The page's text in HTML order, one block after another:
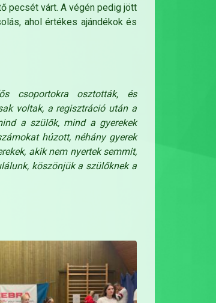
pecsét várt. A végén pedig jött
ahol értékes ajándékok és
csoportokra osztották, és
voltak, a regisztráció után a
a szülők, mind a gyerekek
húzott, néhány gyerek
akik nem nyertek semmit,
köszönjük a szülőknek a